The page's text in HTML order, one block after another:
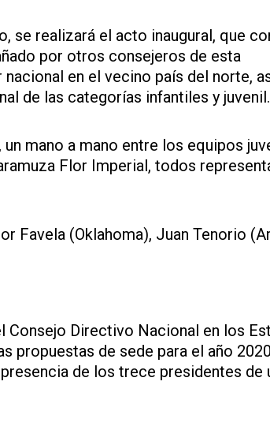
se realizará el acto inaugural, que
por otros consejeros de esta
en el vecino país del norte,
de las categorías infantiles y juvenil.
mano a mano entre los equipos
Flor Imperial, todos
Favela (Oklahoma), Juan Tenorio
Consejo Directivo Nacional en los
propuestas de sede para el año
de los trece presidentes de